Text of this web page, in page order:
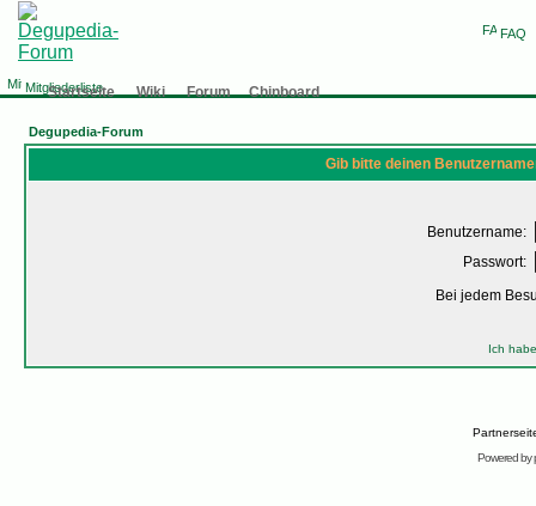
FAQ
Mitgliederliste
Startseite Wiki Forum Chinboard
Degupedia-Forum
Gib bitte deinen
Benutzername:
Passwort:
Bei jedem
Ich
Powered by